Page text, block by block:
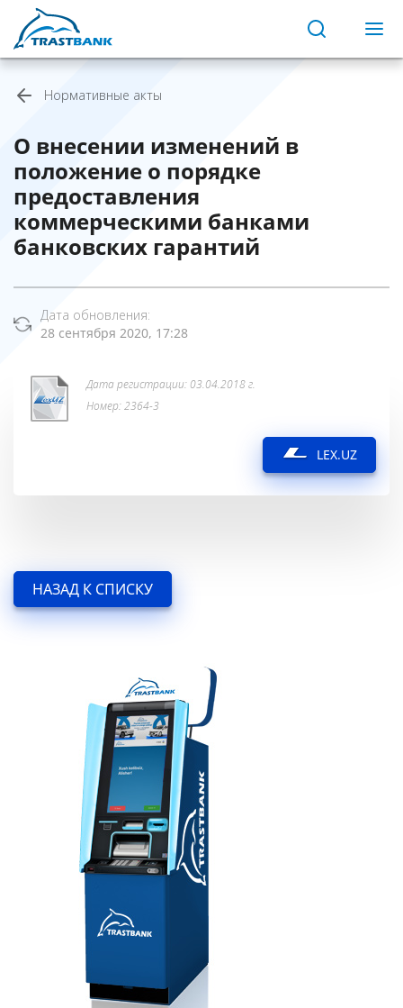
Нормативные акты
О внесении изменений в
положение о порядке
предоставления
коммерческими банками
банковских гарантий
Дата обновления:
28 сентября 2020, 17:28
Дата регистрации: 03.04.2018 г.
Номер: 2364-3
LEX.UZ
НАЗАД К СПИСКУ